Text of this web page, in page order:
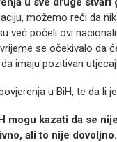
možemo reći da
već počeli ovi
se očekivalo da
imaju pozitivan
u BiH, te da li
mogu kazati da se
ali to nije dovoljno.